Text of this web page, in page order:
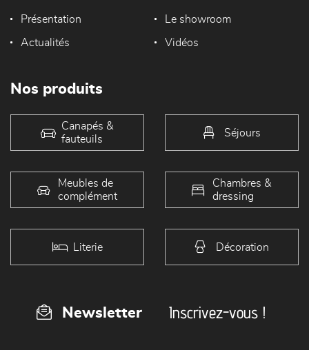
Présentation Le showroom
Actualités Vidéos
Nos produits
Canapés &
fauteuils
Séjours
Meubles de
complément
Chambres &
dressing
Literie Décoration
Newsletter Inscrivez-vous !